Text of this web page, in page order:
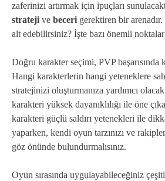
zaferinizi artırmak için ipuçları
strateji ve beceri gerektiren bir
alt edebilirsiniz? İşte bazı önemli
Doğru karakter seçimi, PVP
Hangi karakterlerin hangi yeteneklere
stratejinizi oluşturmanıza yardımcı
karakteri yüksek dayanıklılığı ile öne
karakteri güçlü saldırı yetenekleri ile
yaparken, kendi oyun tarzınızı ve
göz önünde bulundurmalısınız.
Oyun sırasında uygulayabileceğiniz